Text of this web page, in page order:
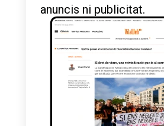
anuncis ni publicitat.